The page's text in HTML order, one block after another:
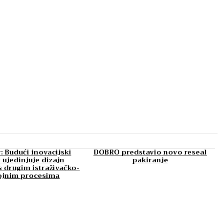
Budući inovacijski
ujedinjuje dizajn
drugim istraživačko-
procesima
DOBRO predstavio novo reseal
pakiranje